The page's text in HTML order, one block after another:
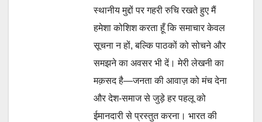
स्थानीय मुद्दों पर गहरी रुचि रखते हुए मैं
हमेशा कोशिश करता हूँ कि समाचार केवल
सूचना न हों, बल्कि पाठकों को सोचने और
समझने का अवसर भी दें। मेरी लेखनी का
मक़सद है—जनता की आवाज़ को मंच देना
और देश-समाज से जुड़े हर पहलू को
ईमानदारी से प्रस्तुत करना। भारत की